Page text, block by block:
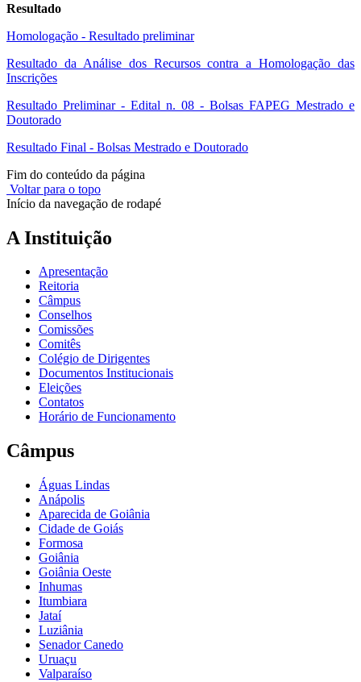
Resultado
Homologação - Resultado preliminar
Resultado da Análise dos Recursos contra a Homologação das
Inscrições
Resultado Preliminar - Edital n. 08 - Bolsas FAPEG Mestrado e
Doutorado
Resultado Final - Bolsas Mestrado e Doutorado
Fim do conteúdo da página
Voltar para o topo
Início da navegação de rodapé
A Instituição
Apresentação
Reitoria
Câmpus
Conselhos
Comissões
Comitês
Colégio de Dirigentes
Documentos Institucionais
Eleições
Contatos
Horário de Funcionamento
Câmpus
Águas Lindas
Anápolis
Aparecida de Goiânia
Cidade de Goiás
Formosa
Goiânia
Goiânia Oeste
Inhumas
Itumbiara
Jataí
Luziânia
Senador Canedo
Uruaçu
Valparaíso